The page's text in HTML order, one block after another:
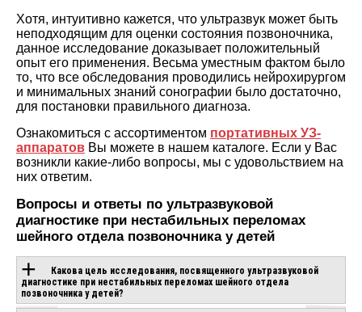
Хотя, интуитивно кажется, что ультразвук может быть
неподходящим для оценки состояния позвоночника,
данное исследование доказывает положительный
опыт его применения. Весьма уместным фактом было
то, что все обследования проводились нейрохирургом
и минимальных знаний сонографии было достаточно,
для постановки правильного диагноза.
Ознакомиться с ассортиментом портативных УЗ-
аппаратов Вы можете в нашем каталоге. Если у Вас
возникли какие-либо вопросы, мы с удовольствием на
них ответим.
Вопросы и ответы по ультразвуковой
диагностике при нестабильных переломах
шейного отдела позвоночника у детей
Какова цель исследования, посвященного ультразвуковой
диагностике при нестабильных переломах шейного отдела
позвоночника у детей?